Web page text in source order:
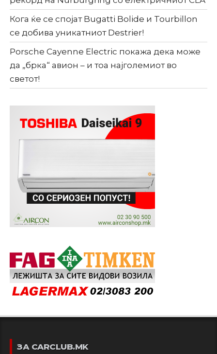
Кога ќе се спојат Bugatti Bolide и Tourbillon
се добива уникатниот Destrier!
Porsche Cayenne Electric покажа дека може
да „брка“ авион – и тоа најголемиот во
светот!
ЗА CARCLUB.MK